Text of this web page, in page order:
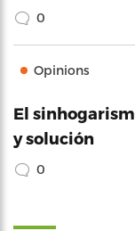
0
Opinions
El
y solución
0